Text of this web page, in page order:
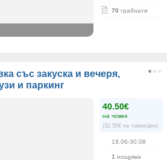
70 грабнати
със закуска и вечеря,
и паркинг
40.50€
на човек
(32.50€ на човек/ден)
19.06-30.08
1 нощувка